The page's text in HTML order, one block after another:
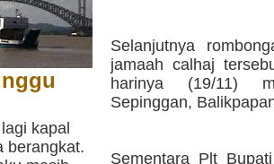
kapal
berangkat.
Selanjutnya
jamaah calhaj
harinya (19/11)
Sepinggan,
Sementara Plt